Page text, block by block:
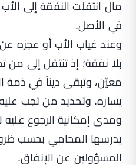
مال انتقلت النفقة إلى
في الأصل.
وعند غياب الأب أو عجزه عن
بلا نفقة؛ إذ تنتقل إلى من
معيّن، وتبقى ديناً في ذمة
يساره. وتحديد من تجب عليه
ومدى إمكانية الرجوع عليه
يدرسها المحامي بحسب
المسؤولين عن الإنفاق.